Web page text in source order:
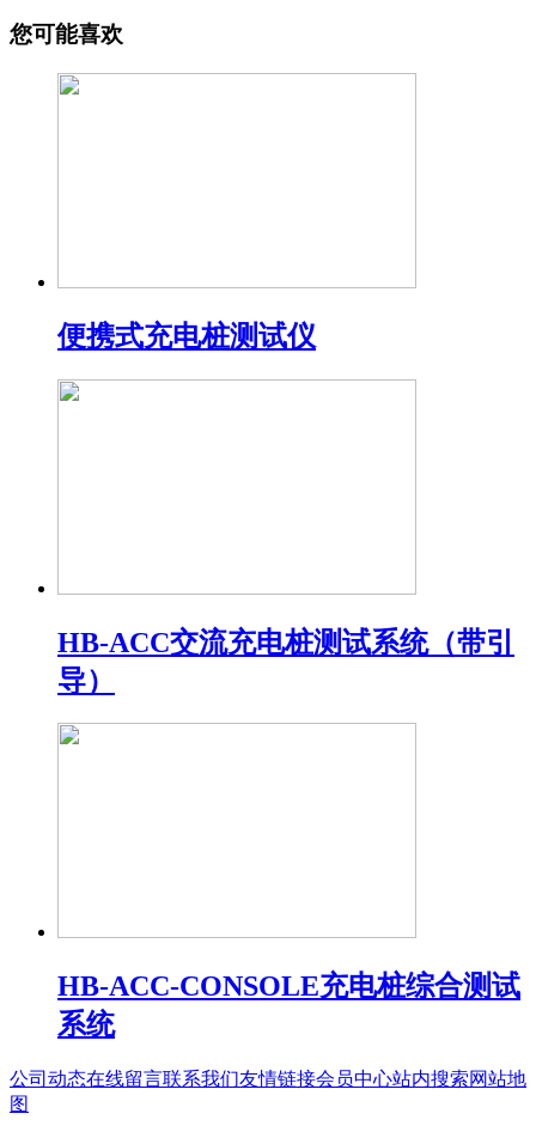
您可能喜欢
便携式充电桩测试仪
HB-ACC交流充电桩测试系统（带引
导）
HB-ACC-CONSOLE充电桩综合测试
系统
公司动态在线留言联系我们友情链接会员中心站内搜索网站地
图